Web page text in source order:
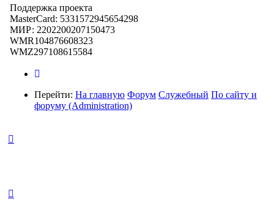
Поддержка проекта
MasterCard: 5331572945654298
МИР: 2202200207150473
WMR104876608323
WMZ297108615584
Перейти: На главную Форум Служебный По сайту и
форуму (Administration)